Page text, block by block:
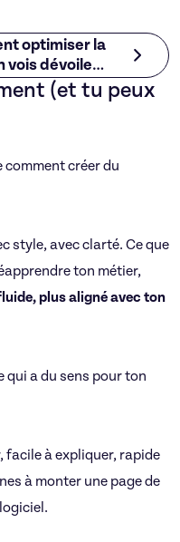
optimiser la
vois dévoile
(et tu peux
comment créer du
style, avec clarté. Ce que
ton métier,
plus aligné avec ton
qui a du sens pour ton
facile à expliquer, rapide
à monter une page de